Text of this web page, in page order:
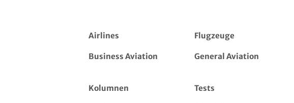
Airlines Flugzeuge
Business Aviation General Aviation
Kolumnen Tests